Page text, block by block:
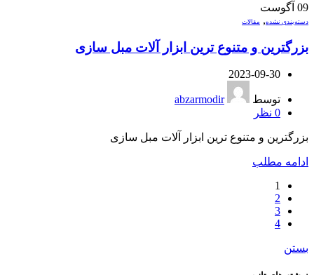
09 آگوست
دسته‌بندی نشده, مقالات
بزرگترین و متنوع ترین ابزار آلات مبل سازی
2023-09-30
توسط
abzarmodir
0 نظر
بزرگترین و متنوع ترین ابزار آلات مبل سازی
ادامه مطلب
1
2
3
4
بستن